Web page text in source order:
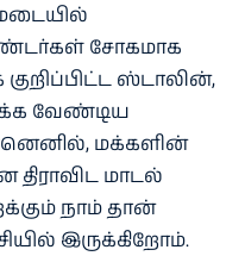
சோகமாக
ஸ்டாலின்,
வேண்டிய
மக்களின்
மாடல்
நாம் தான்
இருக்கிறோம்.